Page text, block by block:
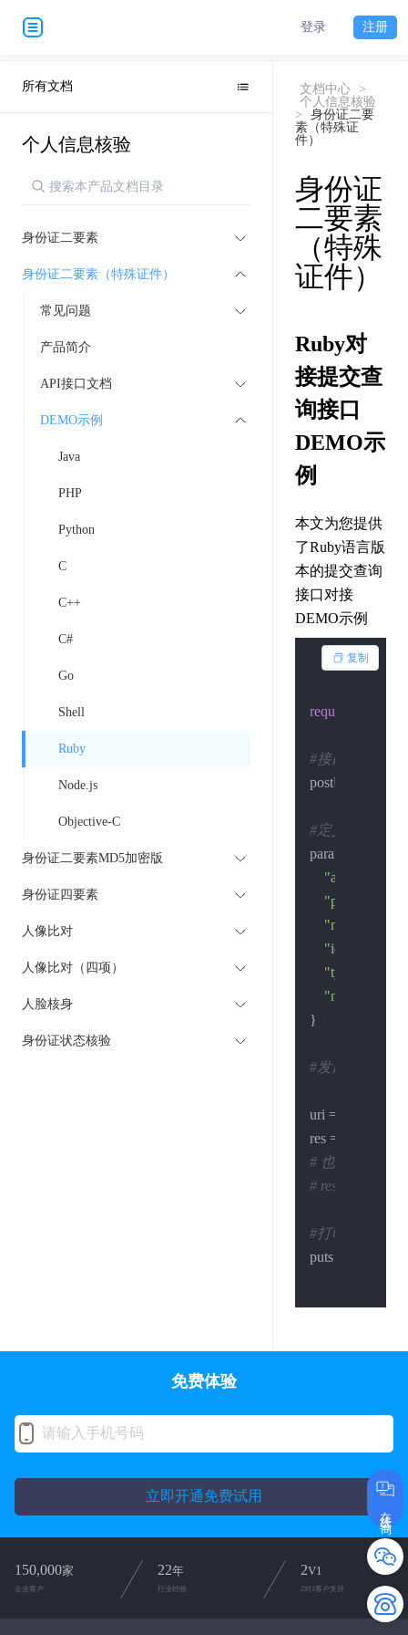
登录 注册
所有文档
个人信息核验
身份证二要素
身份证二要素（特殊证件）
常见问题
产品简介
API接口文档
DEMO示例
Java
PHP
Python
C
C++
C#
Go
Shell
Ruby
Node.js
Objective-C
身份证二要素MD5加密版
身份证四要素
人像比对
人像比对（四项）
人脸核身
身份证状态核验
文档中心
>
个人信息核验
>
身份证二要
素（特殊证
件）
身份证
二要素
（特殊
证件）
Ruby对
接提交查
询接口
DEMO示
例
本文为您提供
了Ruby语言版
本的提交查询
接口对接
DEMO示例
require
#接口地址
postUrl =
#定义请求的数
params = {
"account"
"password"
"name"
"id_card_no"
"type"
"nation"
}
#发起请求
uri =
res =
# 也可以显式
# res =
#打印结果
puts res.body
复制
在线咨询
免费体验
立即开通免费试用
150,000家
企业客户
22年
行业经验
2V1
2对1客户支持